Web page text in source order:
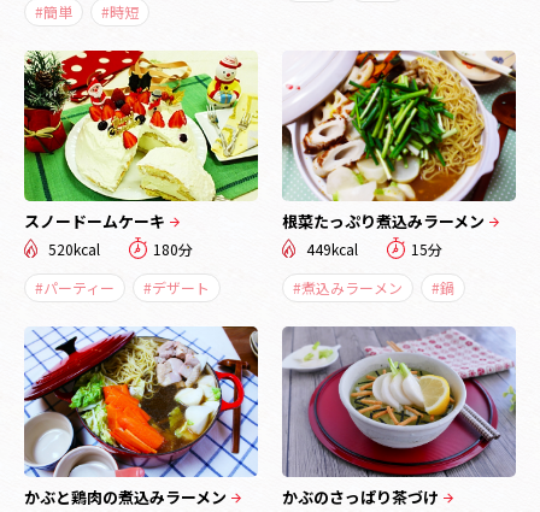
#簡単
#時短
スノードームケーキ
520kcal
180分
#パーティー
#デザート
根菜たっぷり煮込みラーメン
449kcal
15分
#煮込みラーメン
#鍋
かぶと鶏肉の煮込みラーメン かぶのさっぱり茶づけ